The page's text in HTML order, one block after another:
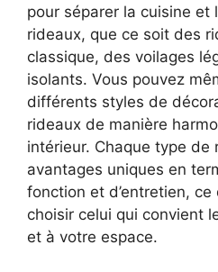
pour séparer la cuisine et
rideaux, que ce soit des
classique, des voilages
isolants. Vous pouvez
différents styles de
rideaux de manière
intérieur. Chaque type de
avantages uniques en
fonction et d’entretien,
choisir celui qui convient
et à votre espace.